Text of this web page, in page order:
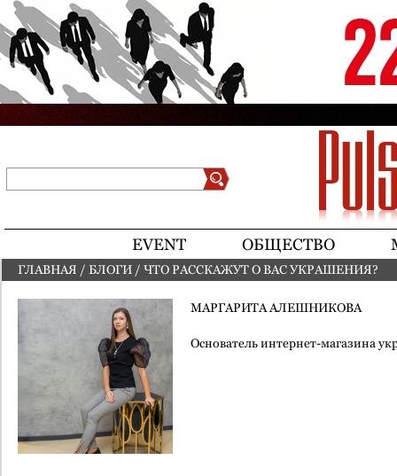
Jump to navigation
EVENT ОБЩЕСТВО
ВЫ ЗДЕСЬ
ГЛАВНАЯ / БЛОГИ / ЧТО РАССКАЖУТ О ВАС УКРАШЕНИЯ?
МАРГАРИТА АЛЕШНИКОВА
Основатель интернет-магазина